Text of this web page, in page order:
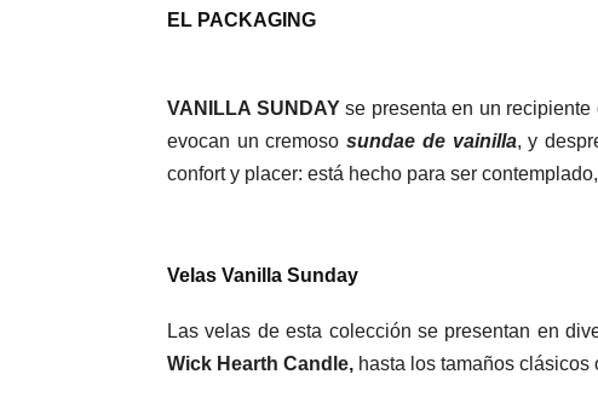
EL PACKAGING
VANILLA SUNDAYse presenta en un
evocan un cremososundae de vainilla, y
confort y placer: está hecho para ser
Velas Vanilla Sunday
Las velas de esta colección se presentan en
Wick Hearth Candle, hasta los tamaños clásicos